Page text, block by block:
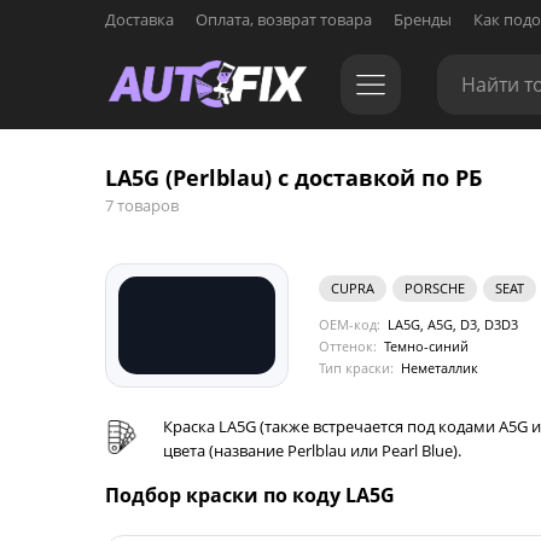
Доставка Оплата, возврат товара Бренды Как
LA5G (Perlblau) с доставкой по РБ
7 товаров
CUPRA PORSCHE
SEAT
OEM-код: LA5G, A5G, D3, D3D3
Оттенок: Темно-синий
Тип краски: Неметаллик
Краска LA5G (также встречается под кодами
цвета (название Perlblau или Pearl Blue).
Подбор краски по коду LA5G